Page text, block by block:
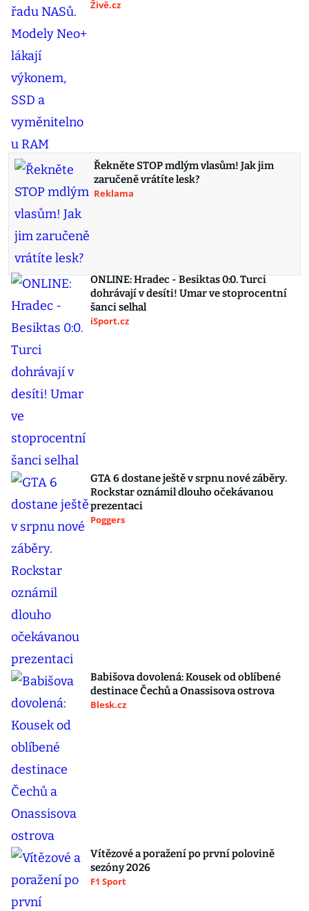
Živě.cz
Řekněte STOP mdlým vlasům! Jak jim
zaručeně vrátíte lesk?
Reklama
ONLINE: Hradec - Besiktas 0:0. Turci
dohrávají v desíti! Umar ve stoprocentní
šanci selhal
iSport.cz
GTA 6 dostane ještě v srpnu nové záběry.
Rockstar oznámil dlouho očekávanou
prezentaci
Poggers
Babišova dovolená: Kousek od oblíbené
destinace Čechů a Onassisova ostrova
Blesk.cz
Vítězové a poražení po první polovině
sezóny 2026
F1 Sport